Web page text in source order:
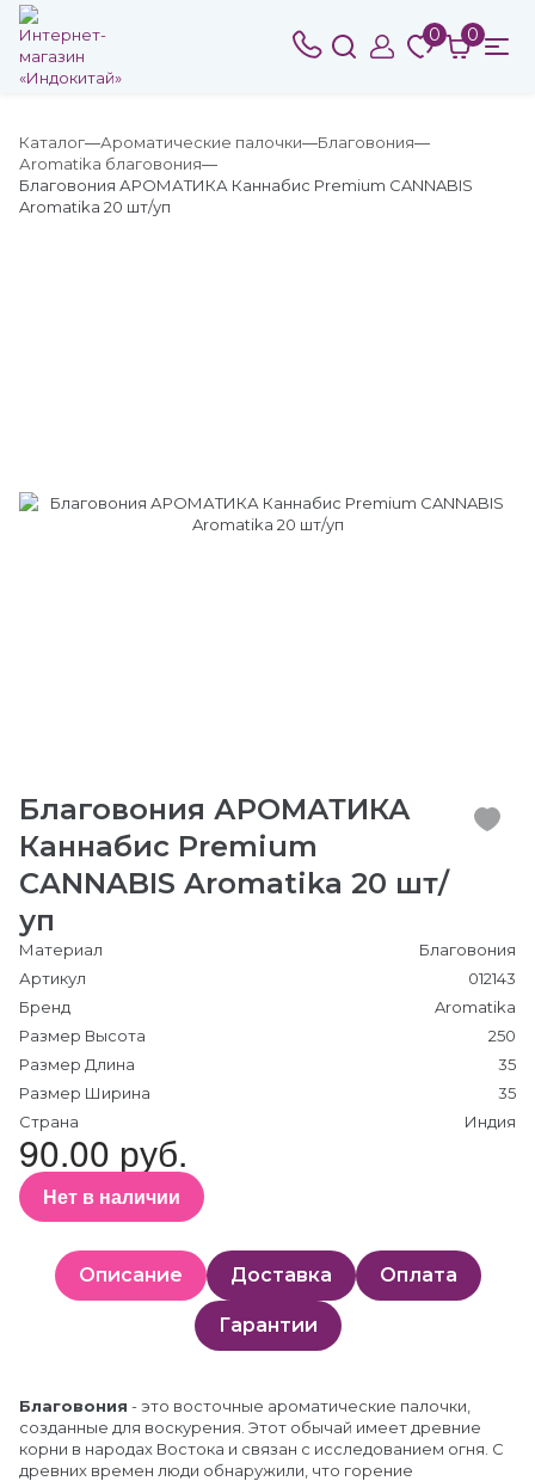
0 0
Каталог Ароматические палочки
Благовония
Аromatika благовония
Благовония АРОМАТИКА Каннабис Premium CANNABIS
Aromatika 20 шт/уп
Благовония АРОМАТИКА
Каннабис Premium
CANNABIS Aromatika 20 шт/
уп
Материал
Благовония
Артикул
012143
Бренд
Aromatika
Размер Высота
250
Размер Длина
35
Размер Ширина
35
Страна
Индия
90.00 руб.
Нет в наличии
Описание Доставка Оплата
Гарантии
Благовония - это восточные ароматические палочки,
созданные для воскурения. Этот обычай имеет древние
корни в народах Востока и связан с исследованием огня. С
древних времен люди обнаружили, что горение